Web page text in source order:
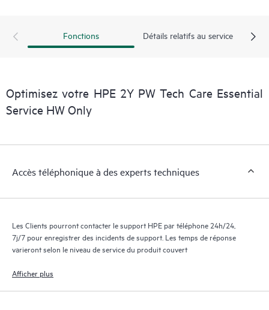
les différents produits installés dans leur environnement et en
d’effectuer certaines activités sans avoir à ouvrir un incident de
support, tout en fournissant un portail de ressources de
connaissances dûment sélectionnées. Le service HPE Tech Care
opérationnelle et l’optimisation des performances de la
Fonctions Détails relatifs au service
Optimisez votre HPE 2Y PW Tech Care Essential
Service HW Only
Accès téléphonique à des experts techniques
Les Clients pourront contacter le support HPE par téléphone 24h/24,
7j/7 pour enregistrer des incidents de support. Les temps de réponse
varieront selon le niveau de service du produit couvert
Afficher plus